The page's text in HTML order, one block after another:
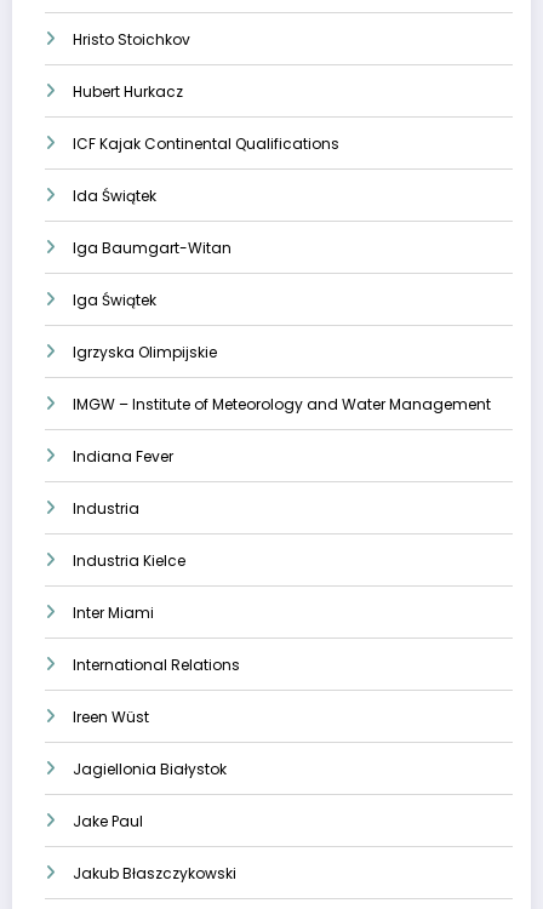
Hristo Stoichkov
Hubert Hurkacz
ICF Kajak Continental Qualifications
Ida Świątek
Iga Baumgart-Witan
Iga Świątek
Igrzyska Olimpijskie
IMGW – Institute of Meteorology and Water Management
Indiana Fever
Industria
Industria Kielce
Inter Miami
International Relations
Ireen Wüst
Jagiellonia Białystok
Jake Paul
Jakub Błaszczykowski